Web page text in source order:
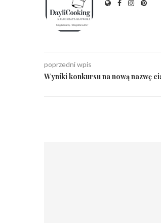
poprzedni wpis
Wyniki konkursu na nową nazwę